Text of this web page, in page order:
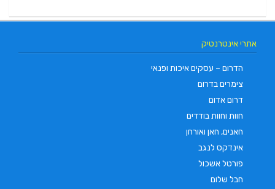
אתרי אינטרנטיק
הדרום – עסקים איכות ופנאי
צימרים בדרום
דרום אדום
חוות וחוות בודדים
חאנים, חאן ואורחן
אינדקס לנגב
פורטל אשכול
חבל שלום